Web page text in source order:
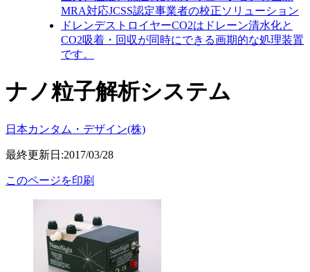
MRA対応JCSS認定事業者の校正ソリューション
ドレンデストロイヤーCO2はドレーン清水化と
CO2吸着・回収が同時にできる画期的な処理装置
です。
ナノ粒子解析システム
日本カンタム・デザイン(株)
最終更新日:2017/03/28
このページを印刷